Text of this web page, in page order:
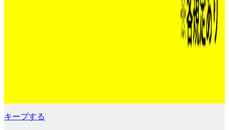
キープする